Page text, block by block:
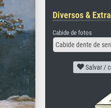
Diversos &
Cabide de fotos
Cabide dente de
Salvar /